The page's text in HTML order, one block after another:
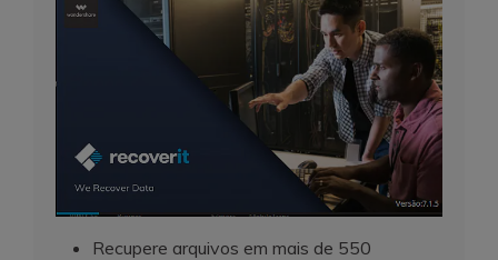
Recupere arquivos em mais de 550